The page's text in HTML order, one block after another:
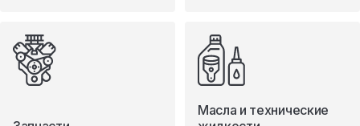
Масла и технические